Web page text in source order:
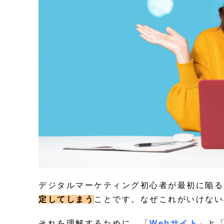
デジタルマーケティング初心者が最初に陥
定してしまう ことです。なぜこれがいけな